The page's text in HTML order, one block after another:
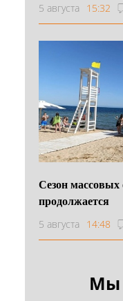
5 августа 15:32
Сезон массовых
продолжается
5 августа 14:48
Мы